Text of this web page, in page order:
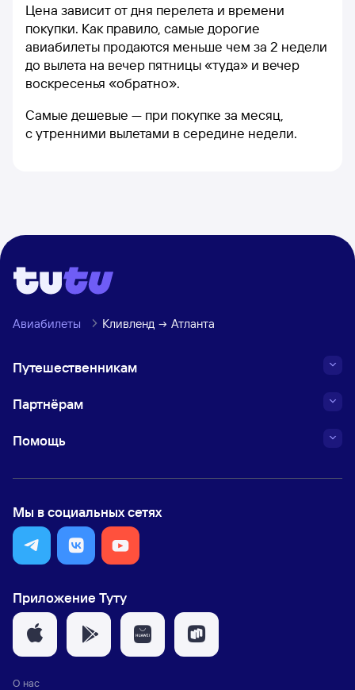
Цена зависит от дня перелета и времени
покупки. Как правило, самые дорогие
авиабилеты продаются меньше чем за 2 недели
до вылета на вечер пятницы «туда» и вечер
воскресенья «обратно».
Самые дешевые — при покупке за месяц,
с утренними вылетами в середине недели.
Авиабилеты Кливленд Атланта
Путешественникам
Партнёрам
Помощь
Мы в социальных сетях
Приложение Туту
О нас